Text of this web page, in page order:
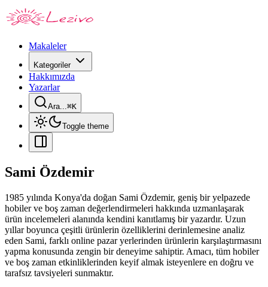
Makaleler
Kategoriler
Hakkımızda
Yazarlar
Ara...⌘K
Toggle theme
Sami Özdemir
1985 yılında Konya'da doğan Sami Özdemir, geniş bir yelpazede
hobiler ve boş zaman değerlendirmeleri hakkında uzmanlaşarak
ürün incelemeleri alanında kendini kanıtlamış bir yazardır. Uzun
yıllar boyunca çeşitli ürünlerin özelliklerini derinlemesine analiz
eden Sami, farklı online pazar yerlerinden ürünlerin karşılaştırmasını
yapma konusunda zengin bir deneyime sahiptir. Amacı, tüm hobiler
ve boş zaman etkinliklerinden keyif almak isteyenlere en doğru ve
tarafsız tavsiyeleri sunmaktır.